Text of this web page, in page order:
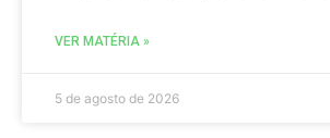
VER MATÉRIA »
5 de agosto de 2026